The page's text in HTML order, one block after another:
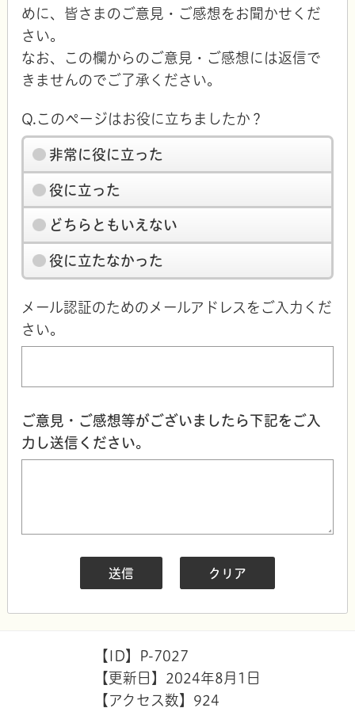
めに、皆さまのご意見・ご感想をお聞かせくだ
さい。
なお、この欄からのご意見・ご感想には返信で
きませんのでご了承ください。
Q.このページはお役に立ちましたか？
非常に役に立った
役に立った
どちらともいえない
役に立たなかった
メール認証のためのメールアドレスをご入力くだ
さい。
ご意見・ご感想等がございましたら下記をご入
力し送信ください。
【ID】
P-7027
【更新日】 2024年8月1日
【アクセス数】 924